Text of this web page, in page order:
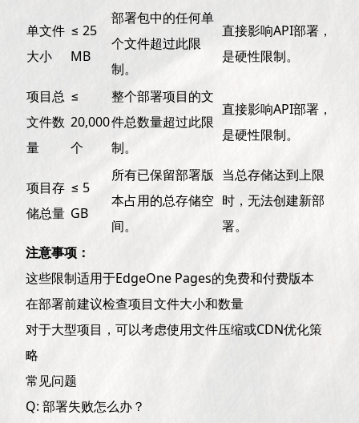
单文件
大小
≤ 25
MB
部署包中的任何单
个文件超过此限
制。
直接影响API部署，
是硬性限制。
项目总
文件数
量
≤
20,000
个
整个部署项目的文
件总数量超过此限
制。
直接影响API部署，
是硬性限制。
项目存
储总量
≤ 5
GB
所有已保留部署版
本占用的总存储空
间。
当总存储达到上限
时，无法创建新部
署。
注意事项：
这些限制适用于EdgeOne Pages的免费和付费版本
在部署前建议检查项目文件大小和数量
对于大型项目，可以考虑使用文件压缩或CDN优化策
略
常见问题
Q: 部署失败怎么办？